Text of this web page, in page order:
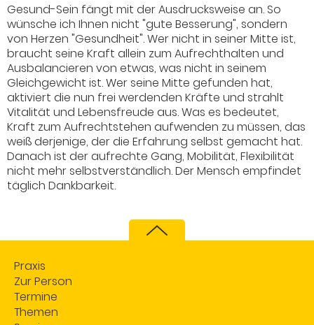
Gesund-Sein fängt mit der Ausdrucksweise an. So
wünsche ich Ihnen nicht "gute Besserung", sondern
von Herzen "Gesundheit". Wer nicht in seiner Mitte ist,
braucht seine Kraft allein zum Aufrechthalten und
Ausbalancieren von etwas, was nicht in seinem
Gleichgewicht ist. Wer seine Mitte gefunden hat,
aktiviert die nun frei werdenden Kräfte und strahlt
Vitalität und Lebensfreude aus. Was es bedeutet,
Kraft zum Aufrechtstehen aufwenden zu müssen, das
weiß derjenige, der die Erfahrung selbst gemacht hat.
Danach ist der aufrechte Gang, Mobilität, Flexibilität
nicht mehr selbstverständlich. Der Mensch empfindet
täglich Dankbarkeit.
Praxis
Zur Person
Termine
Themen